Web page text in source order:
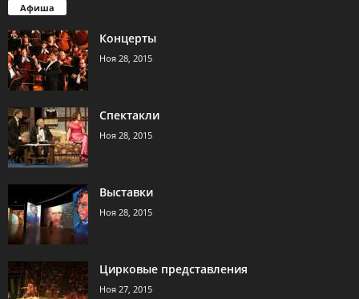
Афиша
Концерты
Ноя 28, 2015
Спектакли
Ноя 28, 2015
Выставки
Ноя 28, 2015
Цирковые представления
Ноя 27, 2015